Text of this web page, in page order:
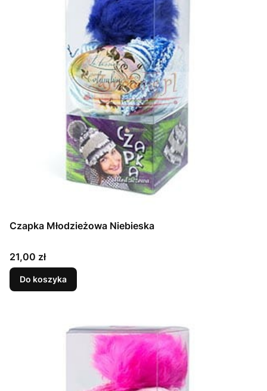
Czapka Młodzieżowa Niebieska
Cena
21,00 zł
Do koszyka